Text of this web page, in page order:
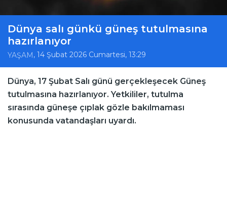
Dünya salı günkü güneş tutulmasına
hazırlanıyor
YAŞAM , 14 Şubat 2026 Cumartesi, 13:29
Dünya, 17 Şubat Salı günü gerçekleşecek Güneş
tutulmasına hazırlanıyor. Yetkililer, tutulma
sırasında güneşe çıplak gözle bakılmaması
konusunda vatandaşları uyardı.